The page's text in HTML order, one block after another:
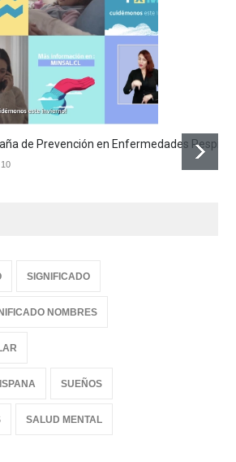
de Prevención en Enfermedades
SIGNIFICADO
NOMBRES
SUEÑOS
SALUD MENTAL